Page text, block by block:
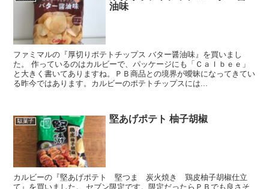
油味
ファミマルの『厚切りポテトチップス バター醤油味』を買いまし
た。 作っているのはカルビーで、パッケージにも「Ｃａｌｂｅｅ」
と大きく書いてありますね。ＰＢ商品との境界が曖昧になってきてい
る昨今ではあります。カルビーのポテトチップスには...
駄菓子 堅あげポテト 柚子胡椒
カルビーの『堅あげポテト 堅つま 炭火焼き 鶏皮柚子胡椒仕立
て』を買いました。 セブン限定です。限定だったらＰＢでも良さそ